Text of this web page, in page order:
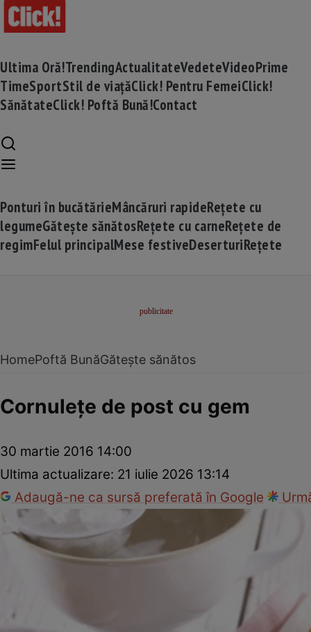
Ultima Oră!TrendingActualitateVedeteVideoPrime
TimeSportStil de viațăClick! Pentru FemeiClick!
SănătateClick! Poftă Bună!Contact
Ponturi în bucătărieMâncăruri rapideRețete cu
legumeGătește sănătosRețete cu carneRețete de
regimFelul principalMese festiveDeserturiRețete
HomePoftă BunăGătește sănătos
Cornuleţe de post cu gem
30 martie 2016 14:00
Ultima actualizare: 21 iulie 2026 13:14
Adaugă-ne ca sursă preferată în Google